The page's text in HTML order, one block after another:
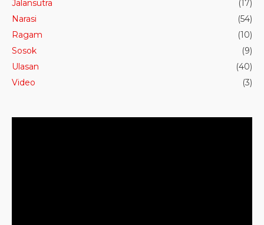
Jalansutra
(17)
Narasi
(54)
Ragam
(10)
Sosok
(9)
Ulasan
(40)
Video
(3)